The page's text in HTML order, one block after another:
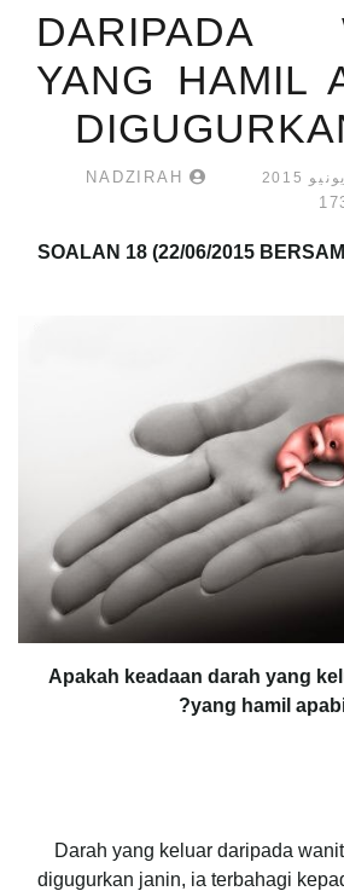
DARIPADA
YANG HAMIL
SOALAN 18 (22/06/2015
Apakah keadaan darah yang
yang hamil
Darah yang keluar daripada
digugurkan janin, ia terbahagi